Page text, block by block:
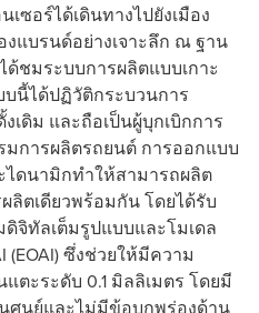
ซอร์ได้เดินทางไปยังเมือง
แบรนด์อย่างเจาะลึก ณ ฐาน
ด้ชมระบบการผลิตแบบเกาะ
นี้ได้ปฏิวัติกระบวนการ
ดิม และถือเป็นผู้บุกเบิกการ
การผลิตรถยนต์ การออกแบบ
ดนามิกทำให้สามารถผลิต
ลิตเดียวพร้อมกัน โดยได้รับ
จิทัลเต็มรูปแบบและโมเดล
(EOAI) ซึ่งช่วยให้มีความ
ตะระดับ 0.1 มิลลิเมตร โดยมี
ศูนย์และไม่มีข้อบกพร่องด้าน